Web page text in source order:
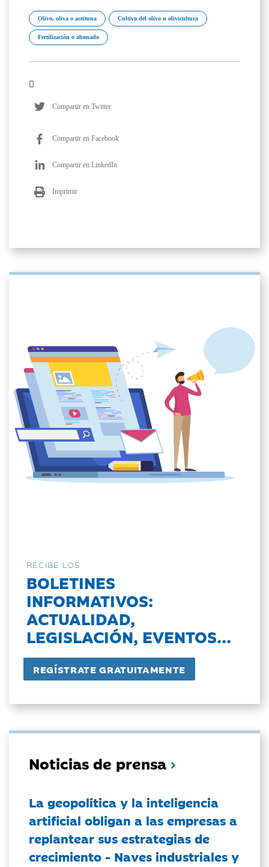
Olivo, oliva o aceituna Cultivo del olivo u olivicultura
Fertilización o abonado
Compartir en Twitter
Compartir en Facebook
Compartir en LinkedIn
Imprimir
RECIBE LOS
BOLETINES
INFORMATIVOS:
ACTUALIDAD,
LEGISLACIÓN, EVENTOS...
Noticias de prensa
La geopolítica y la inteligencia
artificial obligan a las empresas a
replantear sus estrategias de
crecimiento - Naves industriales y